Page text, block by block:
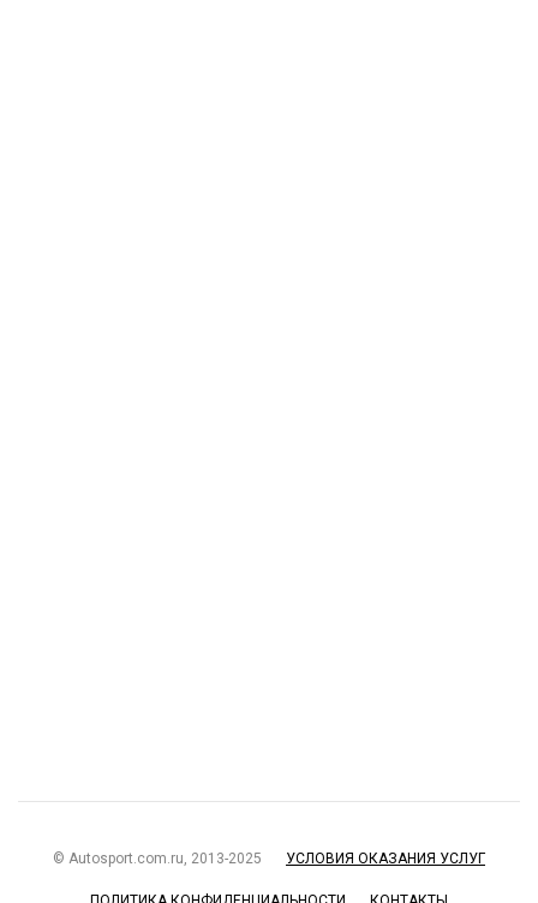
© Autosport.com.ru, 2013-2025 УСЛОВИЯ ОКАЗАНИЯ УСЛУГ